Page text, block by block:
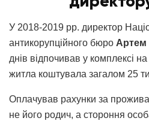
У 2018-2019 рр. директор
антикорупційного бюро Артем
днів відпочивав у комплексі
житла коштувала загалом 25
Оплачував рахунки за
не його родич, а стороння